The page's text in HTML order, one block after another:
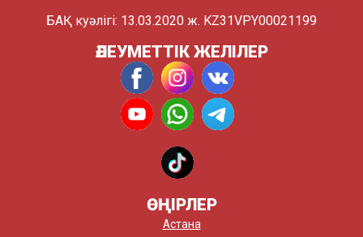
БАҚ куәлігі: 13.03.2020 ж. KZ31VPY00021199
ӘЛЕУМЕТТІК ЖЕЛІЛЕР
ӨҢІРЛЕР
Астана